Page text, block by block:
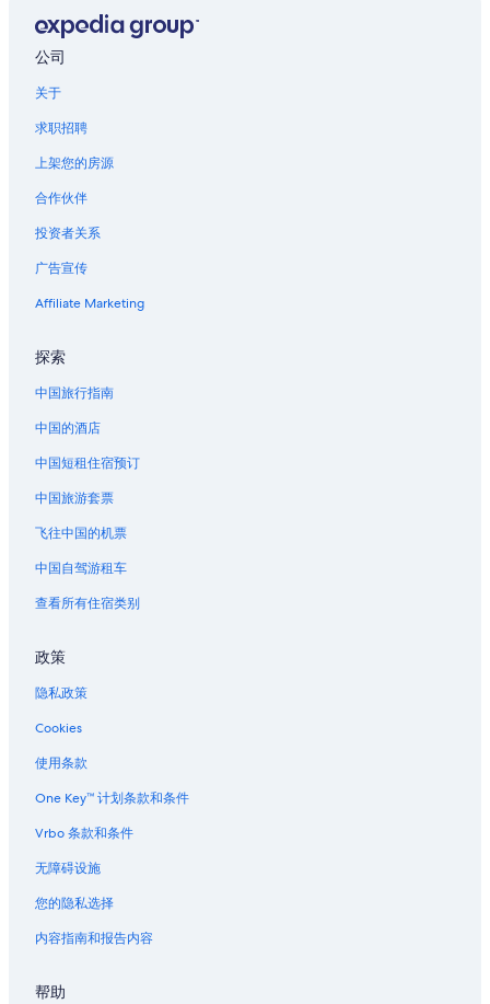
布里奇福德路口酒店
佛罗里达乐高®乐园附近的酒店
湖阿尔弗雷德的别墅
位于达文波特的豪华酒店
达文波特的酒店
达文波特的私人度假屋
位于本特利湖的精品酒店
位于巴托的沙滩酒店
位于巴托的豪华酒店
波因西亚纳的酒店
波因西亚纳的私人度假屋
波因西亚纳的度假村
公司
关于
求职招聘
上架您的房源
合作伙伴
投资者关系
广告宣传
Affiliate Marketing
探索
中国旅行指南
中国的酒店
中国短租住宿预订
中国旅游套票
飞往中国的机票
中国自驾游租车
查看所有住宿类别
政策
隐私政策
Cookies
使用条款
One Key™ 计划条款和条件
Vrbo 条款和条件
无障碍设施
您的隐私选择
内容指南和报告内容
帮助